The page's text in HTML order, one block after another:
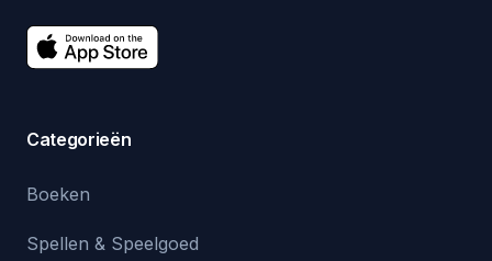
Categorieën
Boeken
Spellen & Speelgoed